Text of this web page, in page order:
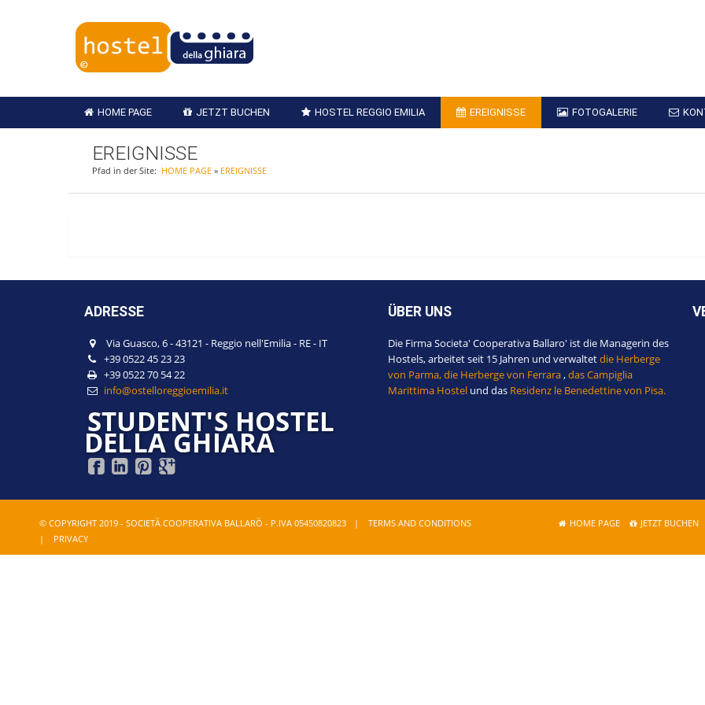
HOME PAGE JETZT BUCHEN HOSTEL REGGIO EMILIA EREIGNISSE FOTOGALERIE
EREIGNISSE
Pfad in der Site: HOME PAGE » EREIGNISSE
ADRESSE
Via Guasco, 6-43121 - Reggio nell'Emilia- RE- IT
+39 0522 45 23 23
+39 0522 70 54 22
info@ostelloreggioemilia.it
STUDENT'S HOSTEL
DELLA GHIARA
ÜBER UNS
Die Firma Societa' Cooperativa Ballaro' ist die Managerin des
Hostels, arbeitet seit 15 Jahren und verwaltetdie Herberge
von Parma,die Herberge von Ferrara,das Campiglia
Marittima Hostel und das Residenz le Benedettine von Pisa.
© COPYRIGHT 2019 - SOCIETÀ COOPERATIVA BALLARÒ - P.IVA 05450820823 | TERMS AND CONDITIONS
| PRIVACY
HOME PAGE JETZT BUCHEN